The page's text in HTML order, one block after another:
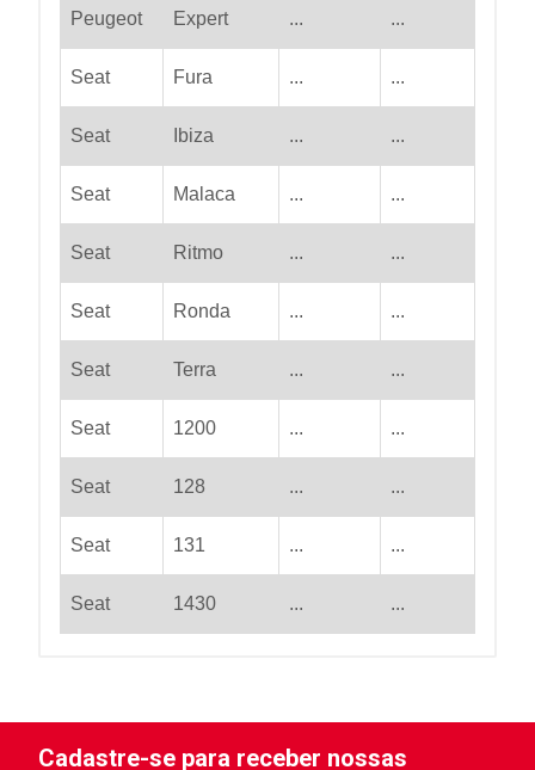
Peugeot Expert ... ...
Seat Fura ... ...
Seat Ibiza ... ...
Seat Malaca ... ...
Seat Ritmo ... ...
Seat Ronda ... ...
Seat Terra ... ...
Seat 1200 ... ...
Seat 128 ... ...
Seat 131 ... ...
Seat 1430 ... ...
Cadastre-se para receber nossas